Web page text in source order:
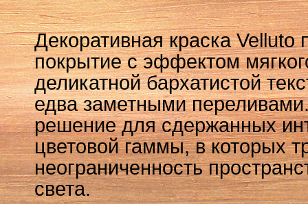
Декоративная краска Velluto
покрытие с эффектом
деликатной бархатистой
едва заметными
решение для сдержанных
цветовой гаммы, в которых
неограниченность
света.